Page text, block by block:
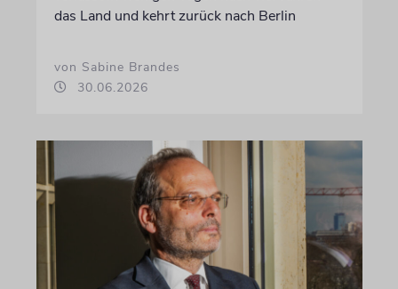
das Land und kehrt zurück nach Berlin
von Sabine Brandes
30.06.2026